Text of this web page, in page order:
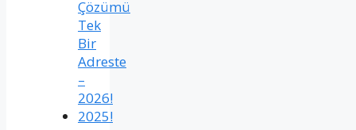
Çözümü
Tek
Bir
Adreste
–
2026!
2025!